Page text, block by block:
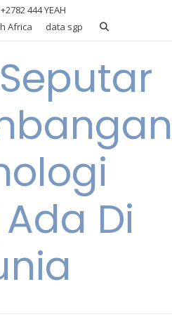
444 YEAH
Africa
data sgp
Di